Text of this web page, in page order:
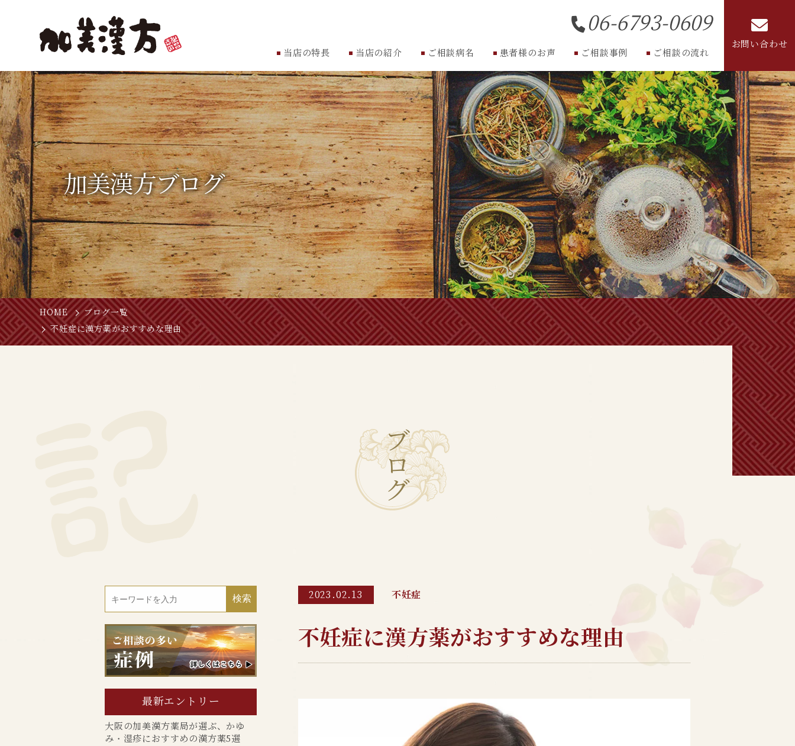
06-6793-0609
当店の特長 当店の紹介 ご相談病名 患者様のお声 ご相談事例 ご相談の流れ
お問い合わせ
加美漢方ブログ
HOME
ブログ一覧
不妊症に漢方薬がおすすめな理由
ブ
ロ
グ
2023.02.13 不妊症
不妊症に漢方薬がおすすめな理由
最新エントリー
大阪の加美漢方薬局が選ぶ、かゆ
み・湿疹におすすめの漢方薬5選